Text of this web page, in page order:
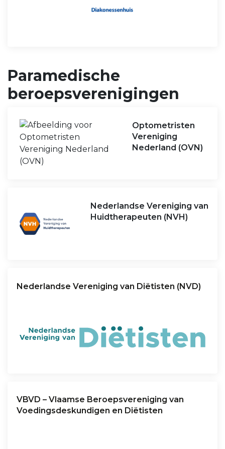
Paramedische
beroepsverenigingen
Optometristen
Vereniging
Nederland (OVN)
Nederlandse Vereniging van
Huidtherapeuten (NVH)
Nederlandse Vereniging van Diëtisten (NVD)
VBVD – Vlaamse Beroepsvereniging van
Voedingsdeskundigen en Diëtisten